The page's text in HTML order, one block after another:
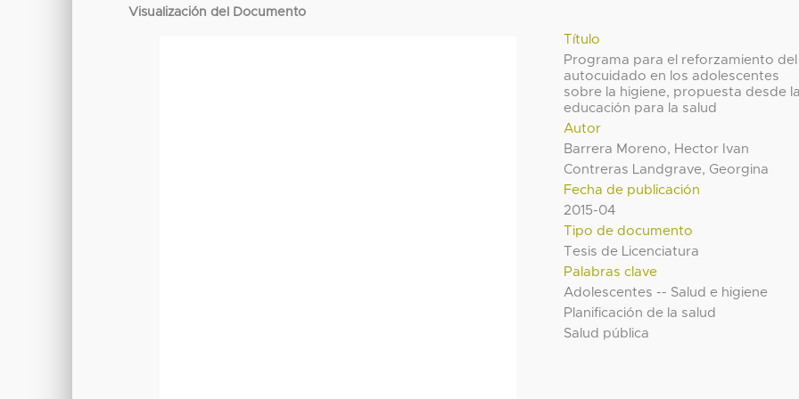
Visualización del Documento
Título
Programa para el reforzamiento del
autocuidado en los adolescentes
sobre la higiene, propuesta desde
educación para la salud
Autor
Barrera Moreno, Hector Ivan
Contreras Landgrave, Georgina
Fecha de publicación
2015-04
Tipo de documento
Tesis de Licenciatura
Palabras clave
Adolescentes -- Salud e higiene
Planificación de la salud
Salud pública